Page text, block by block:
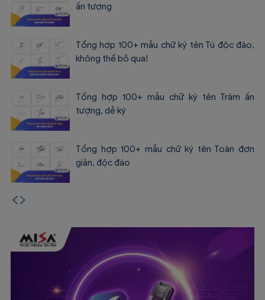
ấn tượng
Tổng hợp 100+ mẫu chữ ký tên Tú độc đáo,
không thể bỏ qua!
Tổng hợp 100+ mẫu chữ ký tên Trâm ấn
tượng, dễ ký
Tổng hợp 100+ mẫu chữ ký tên Toàn đơn
giản, độc đáo